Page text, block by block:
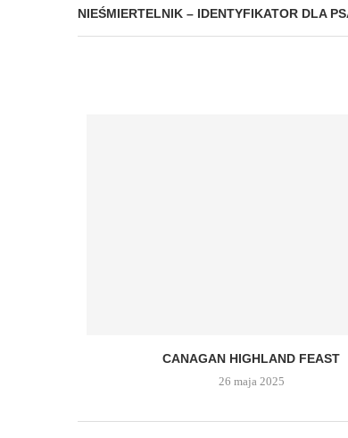
NIEŚMIERTELNIK – IDENTYFIKATOR DLA
CANAGAN HIGHLAND FEAST
26 maja 2025